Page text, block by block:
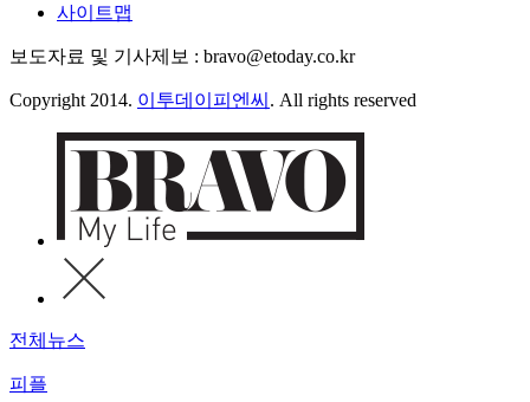
사이트맵
보도자료 및 기사제보 : bravo@etoday.co.kr
Copyright 2014. 이투데이피엔씨 . All rights reserved
전체뉴스
피플